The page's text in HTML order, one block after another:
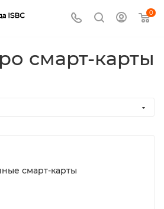
0
смарт-карты
смарт-карты